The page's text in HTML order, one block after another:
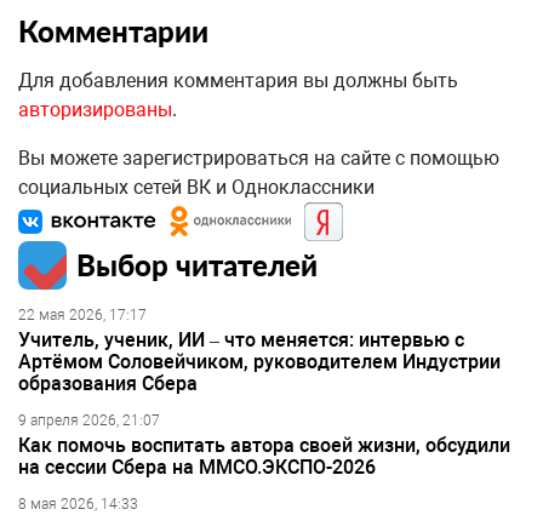
Комментарии
Для добавления комментария вы должны быть
авторизированы.
Вы можете зарегистрироваться на сайте с помощью
социальных сетей ВК и Одноклассники
Выбор читателей
22 мая 2026, 17:17
Учитель, ученик, ИИ – что меняется: интервью с
Артёмом Соловейчиком, руководителем Индустрии
образования Сбера
9 апреля 2026, 21:07
Как помочь воспитать автора своей жизни, обсудили
на сессии Сбера на ММСО.ЭКСПО-2026
8 мая 2026, 14:33